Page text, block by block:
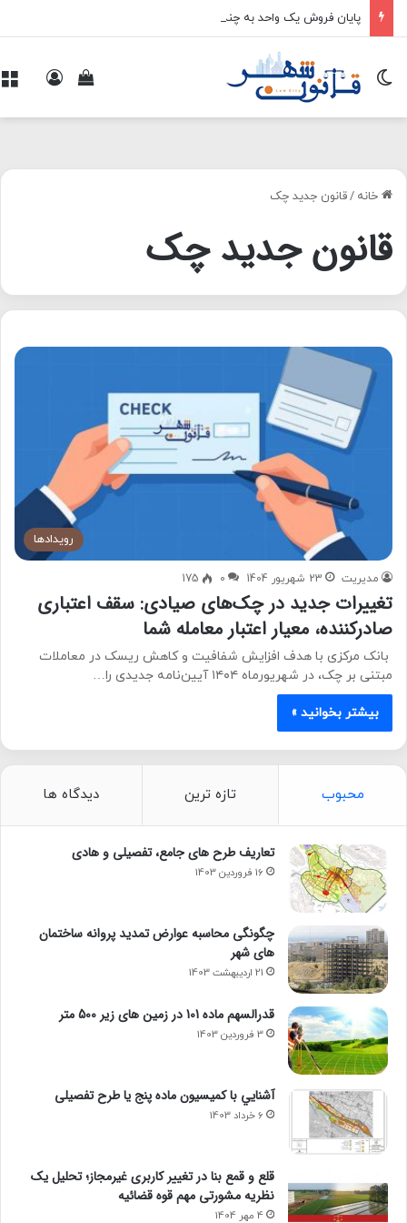
پایان فروش یک واحد به چند خریدار
مشاهده تغییر پوسته
خانه /قانون جدید چک
قانون جدید چک
رویدادها
مدیریت 23 شهریور 1404 0
175
تغییرات جدید در چک‌های صیادی: سقف اعتباری
صادرکننده، معیار اعتبار معامله شما
بانک مرکزی با هدف افزایش شفافیت و کاهش ریسک در معاملات
مبتنی بر چک، در شهریورماه ۱۴۰۴ آیین‌نامه جدیدی را…
بیشتر بخوانید »
محبوب تازه ترین دیدگاه ها
تعاریف طرح های جامع، تفصیلی و هادی
16 فروردین 1403
چگونگی محاسبه عوارض تمدید پروانه ساختمان
های شهر
21 اردیبهشت 1403
قدرالسهم ماده 101 در زمین های زیر 500 متر
3 فروردین 1403
آشنايي با كميسيون ماده پنج یا طرح تفصیلی
6 خرداد 1403
قلع و قمع بنا در تغییر کاربری غیرمجاز؛ تحلیل یک
نظریه مشورتی مهم قوه قضائیه
4 مهر 1404